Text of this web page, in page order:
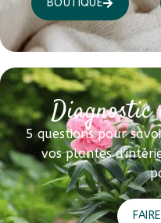
BOUTIQUE
5 questions pour
vos plantes